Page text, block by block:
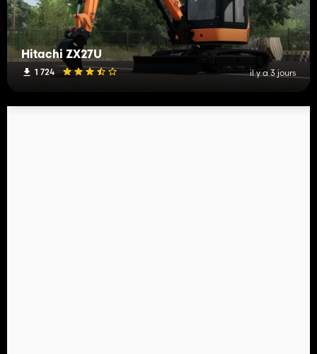
Hitachi ZX27U
1 724 il y a 3 jours